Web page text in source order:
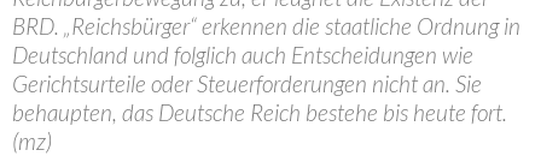
BRD. „Reichsbürger“ erkennen die staatliche Ordnung in
Deutschland und folglich auch Entscheidungen wie
Gerichtsurteile oder Steuerforderungen nicht an. Sie
behaupten, das Deutsche Reich bestehe bis heute fort.
(mz)